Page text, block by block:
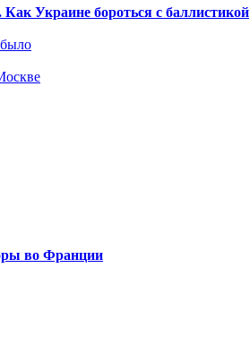
Украине бороться с баллистикой
во Франции